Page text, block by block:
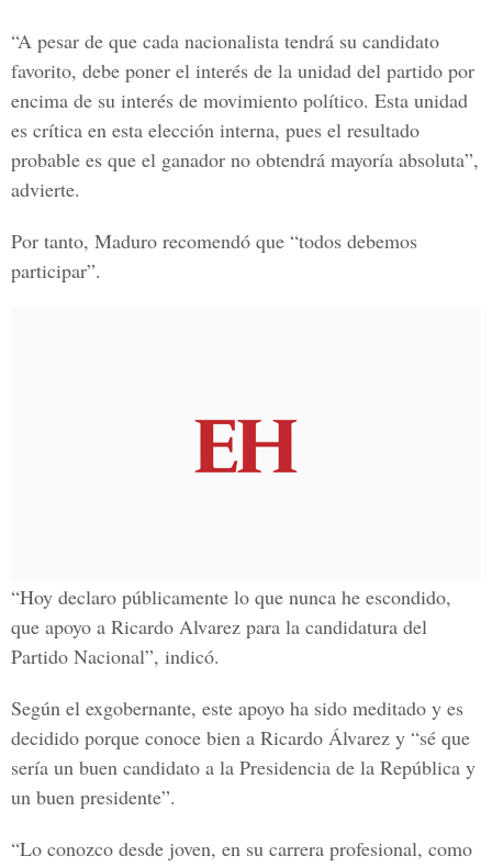
“A pesar de que cada nacionalista tendrá su candidato
favorito, debe poner el interés de la unidad del partido por
encima de su interés de movimiento político. Esta unidad
es crítica en esta elección interna, pues el resultado
probable es que el ganador no obtendrá mayoría absoluta”,
advierte.
Por tanto, Maduro recomendó que “todos debemos
participar”.
“Hoy declaro públicamente lo que nunca he escondido,
que apoyo a Ricardo Alvarez para la candidatura del
Partido Nacional”, indicó.
Según el exgobernante, este apoyo ha sido meditado y es
decidido porque conoce bien a Ricardo Álvarez y “sé que
sería un buen candidato a la Presidencia de la República y
un buen presidente”.
“Lo conozco desde joven, en su carrera profesional, como